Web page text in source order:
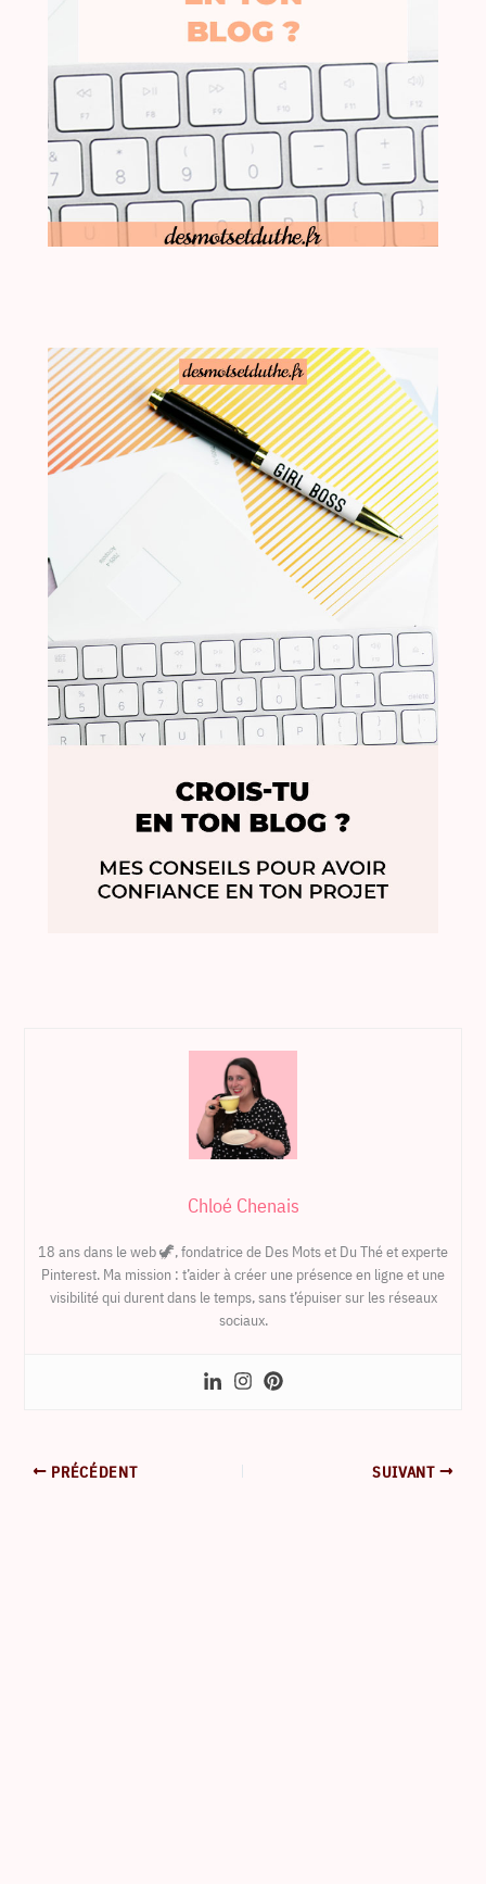
Chloé Chenais
18 ans dans le web 🦖, fondatrice de Des Mots et Du Thé et experte
Pinterest. Ma mission : t’aider à créer une présence en ligne et une
visibilité qui durent dans le temps, sans t’épuiser sur les réseaux
sociaux.
PRÉCÉDENT SUIVANT